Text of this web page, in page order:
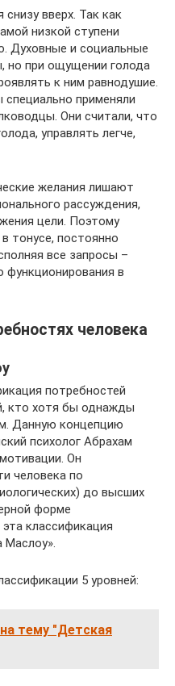
вверх. Так как
низкой ступени
Духовные и социальные
но при ощущении голода
к ним равнодушие.
применяли
Они считали, что
управлять легче,
желания лишают
рассуждения,
цели. Поэтому
тонусе, постоянно
все запросы –
функционирования в
человека
потребностей
кто хотя бы однажды
Данную концепцию
психолог Абрахам
Он
человека по
до высших
форме
классификация
Маслоу».
5 уровней:
тему "Детская